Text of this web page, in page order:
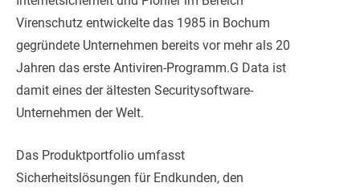
Virenschutz entwickelte das 1985 in Bochum
gegründete Unternehmen bereits vor mehr als 20
Jahren das erste Antiviren-Programm.G Data ist
damit eines der ältesten Securitysoftware-
Unternehmen der Welt.
Das Produktportfolio umfasst
Sicherheitslösungen für Endkunden, den